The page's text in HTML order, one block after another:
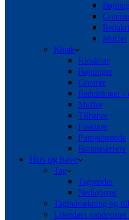
Muffer
Kloak
Kloakrør
Bøjninger
Grenrør
Reduktioner /
Muffer
Tilbehør
Faskiner
Pumpebrønde
Rottespærrere
Hus og have
Tag
Tagrender
Nedløbsrør
Taginddækning og
Udendørs